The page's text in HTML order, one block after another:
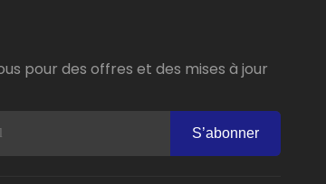
pour des offres et des mises à jour
S’abonner